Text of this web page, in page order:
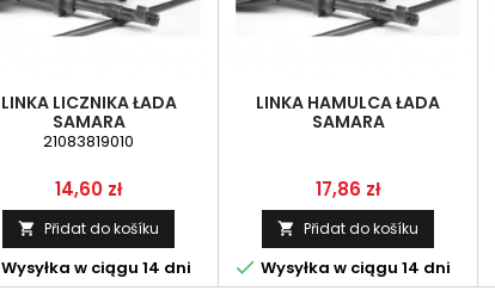
LINKA LICZNIKA ŁADA
SAMARA
21083819010
Cena
14,60 zł
 Přidat do košíku
Wysyłka w ciągu 14 dni
LINKA HAMULCA ŁADA
SAMARA
Cena
17,86 zł
 Přidat do košíku
 Wysyłka w ciągu 14 dni